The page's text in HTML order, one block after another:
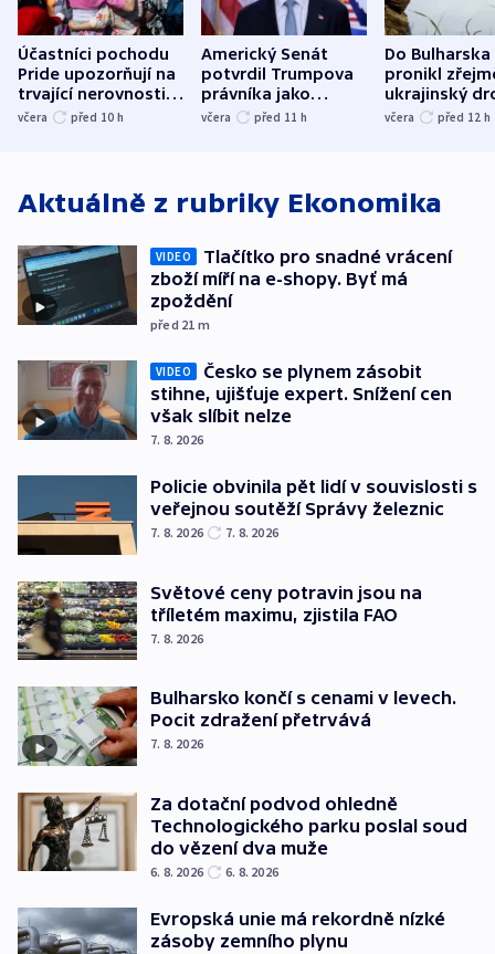
Účastníci pochodu
Pride upozorňují na
trvající nerovnosti i
společenskou
včera před 10 h
Americký Senát
potvrdil Trumpova
právníka jako
ministra
včera před 11 h
Do Bulharska
pronikl
ukrajinský
explodoval
včera před 12 h
Aktuálně z rubriky Ekonomika
VIDEO
Tlačítko pro snadné vrácení
zboží míří na e-shopy. Byť má
zpoždění
před 21 m
VIDEO
Česko se plynem zásobit
stihne, ujišťuje expert. Snížení cen
však slíbit nelze
7. 8. 2026
Policie obvinila pět lidí v souvislosti s
veřejnou soutěží Správy železnic
7. 8. 2026 7. 8. 2026
Světové ceny potravin jsou na
tříletém maximu, zjistila FAO
7. 8. 2026
Bulharsko končí s cenami v levech.
Pocit zdražení přetrvává
7. 8. 2026
Za dotační podvod ohledně
Technologického parku poslal soud
do vězení dva muže
6. 8. 2026 6. 8. 2026
Evropská unie má rekordně nízké
zásoby zemního plynu